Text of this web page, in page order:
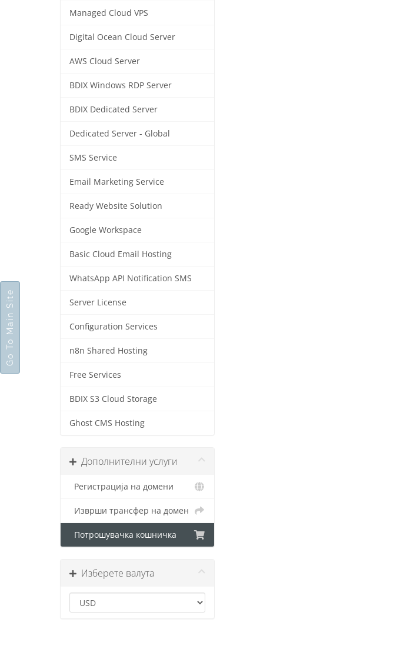
Managed Cloud VPS
Digital Ocean Cloud Server
AWS Cloud Server
BDIX Windows RDP Server
BDIX Dedicated Server
Dedicated Server - Global
SMS Service
Email Marketing Service
Ready Website Solution
Google Workspace
Basic Cloud Email Hosting
WhatsApp API Notification SMS
Server License
Configuration Services
n8n Shared Hosting
Free Services
BDIX S3 Cloud Storage
Ghost CMS Hosting
Дополнителни услуги
Регистрација на домени
Изврши трансфер на домен
Потрошувачка кошничка
Изберете валута
Go To Main Site